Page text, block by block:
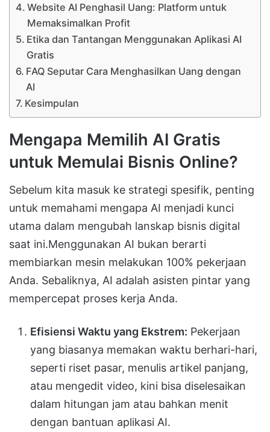
Website AI Penghasil Uang: Platform untuk
Memaksimalkan Profit
Etika dan Tantangan Menggunakan Aplikasi AI
Gratis
FAQ Seputar Cara Menghasilkan Uang dengan
AI
Kesimpulan
Mengapa Memilih AI Gratis
untuk Memulai Bisnis Online?
Sebelum kita masuk ke strategi spesifik, penting
untuk memahami mengapa AI menjadi kunci
utama dalam mengubah lanskap bisnis digital
saat ini.Menggunakan AI bukan berarti
membiarkan mesin melakukan 100% pekerjaan
Anda. Sebaliknya, AI adalah asisten pintar yang
mempercepat proses kerja Anda.
Efisiensi Waktu yang Ekstrem: Pekerjaan
yang biasanya memakan waktu berhari-hari,
seperti riset pasar, menulis artikel panjang,
atau mengedit video, kini bisa diselesaikan
dalam hitungan jam atau bahkan menit
dengan bantuan aplikasi AI.